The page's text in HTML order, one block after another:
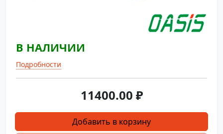
В НАЛИЧИИ
Подробности
11400.00 ₽
Количество
товара
Добавить в корзину